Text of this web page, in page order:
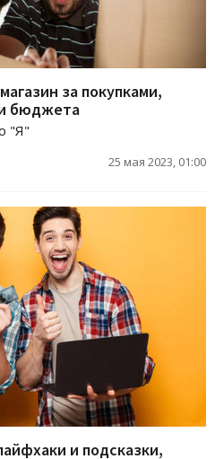
за покупками,
бюджета
"Я"
25 мая 2023, 01:00
и подсказки,